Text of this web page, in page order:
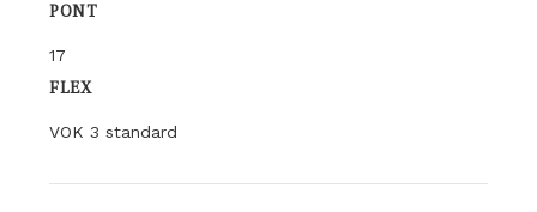
PONT
17
FLEX
VOK 3 standard